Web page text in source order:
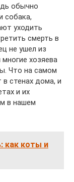
обычно
собака,
уходить
смерть в
не ушел из
хозяева
Что на самом
в стенах дома, и
и их
в нашем
как коты и